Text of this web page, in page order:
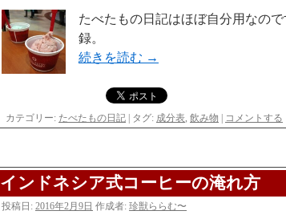
たべたもの日記はほぼ自分用なの
録。
続きを読む →
カテゴリー: たべたもの日記 タグ: 成分表, 飲み物 コメントする
インドネシア式コーヒーの淹れ方
投稿日: 2016年2月9日 作成者: 珍獣ららむ〜